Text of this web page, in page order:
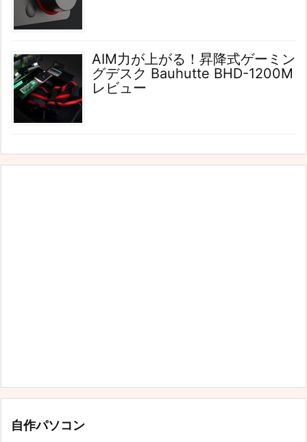
AIM力が上がる！昇降式ゲーミン
グデスク Bauhutte BHD-1200M
レビュー
自作パソコン